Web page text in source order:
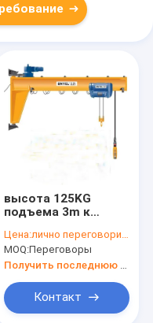
высота 125KG
подъема 3m к
управлению
подъема крана
кливера стены
3000KG
Цена:лично переговорить
MOQ:Переговоры
Контакт